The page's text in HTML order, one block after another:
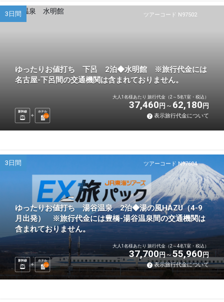
ツアーコード N97502
3日間
ゆったりお値打ち 下呂 2泊◆水明館 ※旅行代金には
名古屋-下呂間の交通機関は含まれておりません。
新幹線
ホテル
2泊
大人1名様あたり 旅行代金（2～5名1室・税込）
37,460 円 62,180 円
表示旅行代金について
ツアーコード N97604
3日間
ゆったりお値打ち 湯谷温泉 2泊◆湯の風HAZU（4-9
月出発） ※旅行代金には豊橋-湯谷温泉間の交通機関は
含まれておりません。
新幹線
ホテル
2泊
大人1名様あたり 旅行代金（2～4名1室・税込）
37,700円 55,960円
表示旅行代金について